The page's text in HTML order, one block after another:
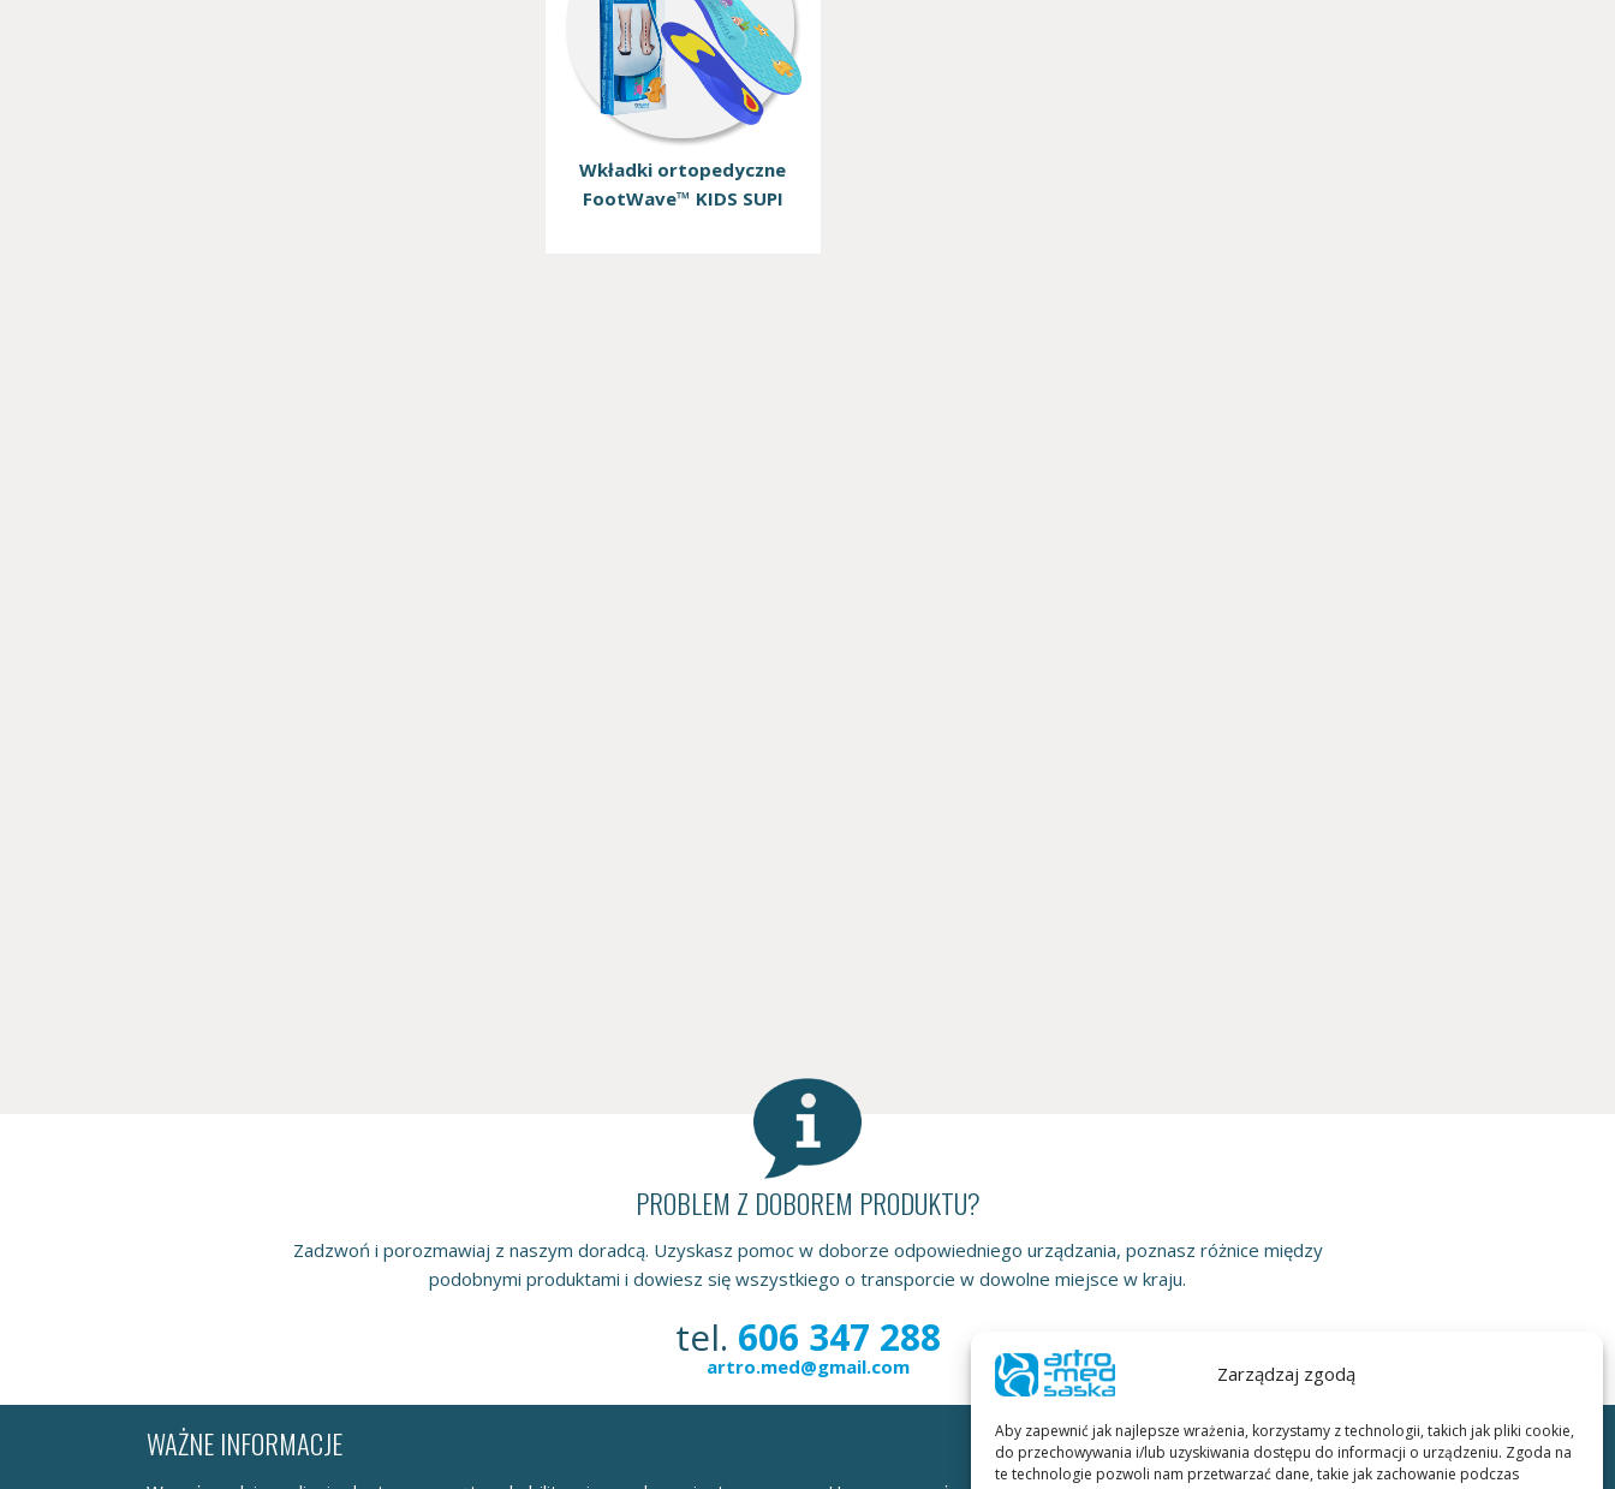
Zarządzaj zgodą
Aby zapewnić jak najlepsze wrażenia, korzystamy z technologii, takich jak pliki cookie,
do przechowywania i/lub uzyskiwania dostępu do informacji o urządzeniu. Zgoda na
te technologie pozwoli nam przetwarzać dane, takie jak zachowanie podczas
Wkładki ortopedyczne
FootWave™ KIDS SUPI
PROBLEM Z DOBOREM PRODUKTU?
Zadzwoń i porozmawiaj z naszym doradcą. Uzyskasz pomoc w doborze odpowiedniego urządzania, poznasz różnice między
podobnymi produktami i dowiesz się wszystkiego o transporcie w dowolne miejsce w kraju.
tel. 606 347 288
artro.med@gmail.com
WAŻNE INFORMACJE